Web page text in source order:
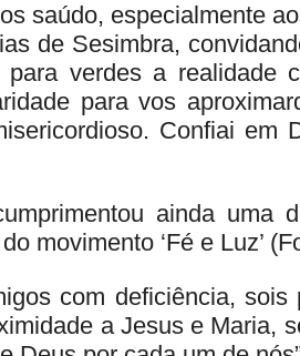
saúdo, especialmente
de Sesimbra,
para verdes a realidade
para vos
Confiai em
ainda uma
movimento ‘Fé e Luz’
com deficiência,
a Jesus e Maria,